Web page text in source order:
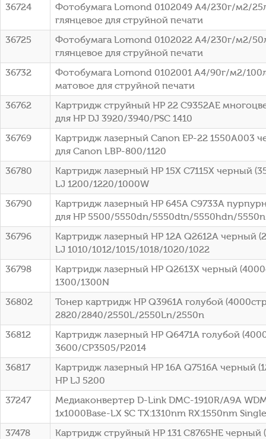
36724
Фотобумага Lomond 0102049 A4/230г/м2/
глянцевое для струйной печати
36725
Фотобумага Lomond 0102022 A4/230г/м2/
глянцевое для струйной печати
36732
Фотобумага Lomond 0102001 A4/90г/м2/
матовое для струйной печати
36762
Картридж струйный HP 22 C9352AE
для HP DJ 3920/3940/PSC 1410
36769
Картридж лазерный Canon EP-22 1550A003
для Canon LBP-800/1120
36780
Картридж лазерный HP 15X C7115X черный
LJ 1200/1220/1000W
36790
Картридж лазерный HP 645A C9733A
для HP 5500/5550dn/5550dtn/5550hdn/5550n
36796
Картридж лазерный HP 12A Q2612A черный
LJ 1010/1012/1015/1018/1020/1022
36798
Картридж лазерный HP Q2613X черный
1300/1300N
36802
Тонер картридж HP Q3961A голубой
2820/2840/2550L/2550Ln/2550n
36812
Картридж лазерный HP Q6471A голубой
3600/CP3505/P2014
36817
Картридж лазерный HP 16A Q7516A черный
HP LJ 5200
37247
Медиаконвертер D-Link DMC-1910R/A9A
1x1000Base-LX SC ТХ:1310nm RX:1550nm
37478
Картридж струйный HP 131 C8765HE черный